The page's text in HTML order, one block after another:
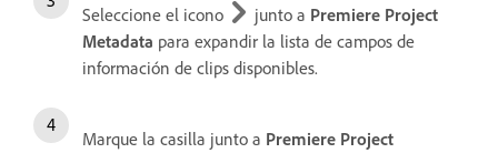
Seleccione el icono junto a Premiere Project
Metadata para expandir la lista de campos de
información de clips disponibles.
Marque la casilla junto a Premiere Project